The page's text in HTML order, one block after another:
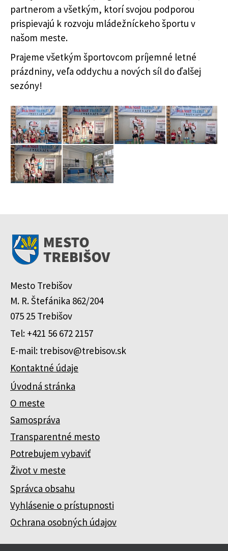
partnerom a všetkým, ktorí svojou podporou
prispievajú k rozvoju mládežníckeho športu v
našom meste.
Prajeme všetkým športovcom príjemné letné
prázdniny, veľa oddychu a nových síl do ďalšej
sezóny!
Mesto Trebišov
M. R. Štefánika 862/204
075 25 Trebišov
Tel: +421 56 672 2157
E-mail: trebisov@trebisov.sk
Kontaktné údaje
Úvodná stránka
O meste
Samospráva
Transparentné mesto
Potrebujem vybaviť
Život v meste
Správca obsahu
Vyhlásenie o prístupnosti
Ochrana osobných údajov